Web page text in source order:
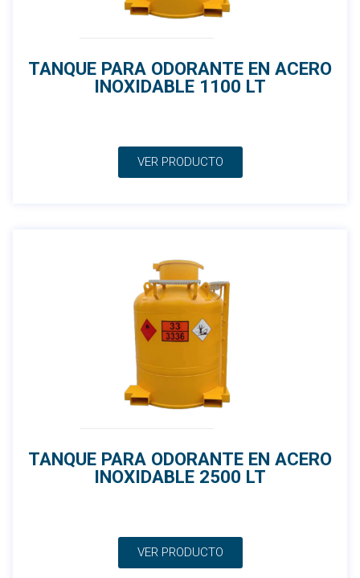
TANQUE PARA ODORANTE EN ACERO
INOXIDABLE 1100 LT
VER PRODUCTO
TANQUE PARA ODORANTE EN ACERO
INOXIDABLE 2500 LT
VER PRODUCTO